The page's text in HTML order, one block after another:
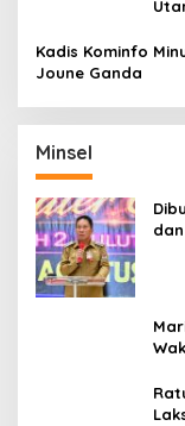
Kadis Kominfo
Joune Ganda
Minsel